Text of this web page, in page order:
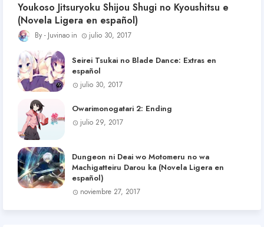
Youkoso Jitsuryoku Shijou Shugi no Kyoushitsu e
(Novela Ligera en español)
Juvinao julio 30, 2017
Seirei Tsukai no Blade Dance: Extras en
español
julio 30, 2017
Owarimonogatari 2: Ending
julio 29, 2017
Dungeon ni Deai wo Motomeru no wa
Machigatteiru Darou ka (Novela Ligera en
español)
noviembre 27, 2017